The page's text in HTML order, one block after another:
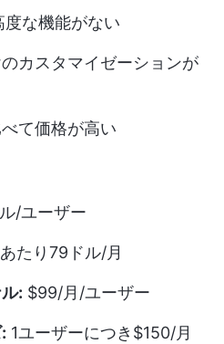
な機能がない
のカスタマイゼーションが
て価格が高い
/ユーザー
たり79ドル/月
: $99/月/ユーザー
1ユーザーにつき$150/月